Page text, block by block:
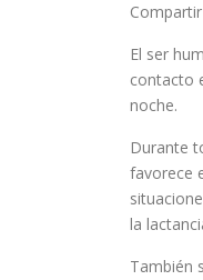
El ser
contacto
noche.
Durante
favorece
la
También